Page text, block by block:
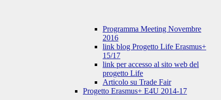
Programma Meeting Novembre
2016
link blog Progetto Life Erasmus+
15/17
link per accesso al sito web del
progetto Life
Articolo su Trade Fair
Progetto Erasmus+ E4U 2014-17